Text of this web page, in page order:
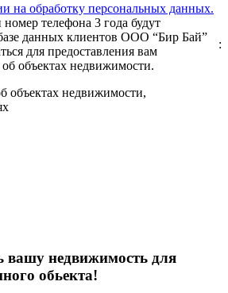
на обработку персональных данных.
телефона 3 года будут
данных клиентов ООО “Бир Бай”
для предоставления вам
объектах недвижимости.
:
объектах недвижимости,
вашу недвижимость для
обьекта!